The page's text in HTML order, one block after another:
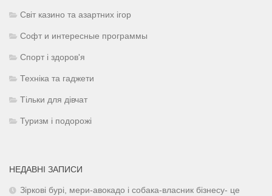
Світ казино та азартних ігор
Софт и интересные программы
Спорт і здоров'я
Техніка та гаджети
Тільки для дівчат
Туризм і подорожі
НЕДАВНІ ЗАПИСИ
Зіркові бурі, мери-авокадо і собака-власник бізнесу- це